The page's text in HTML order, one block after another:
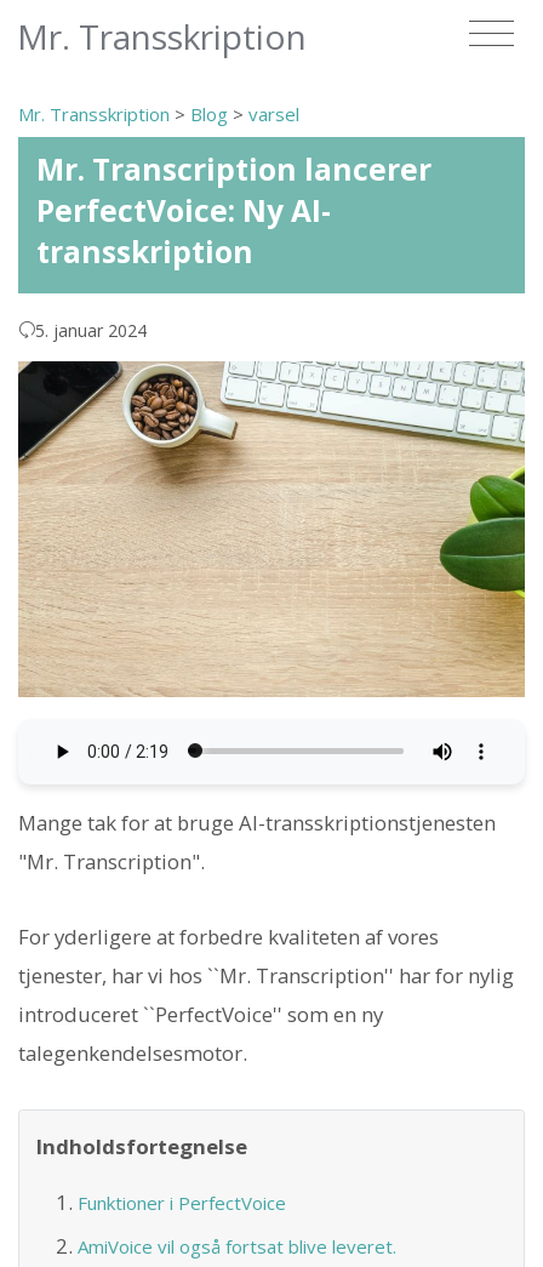
Mr. Transskription
Mr. Transskription > Blog > varsel
Mr. Transcription lancerer
PerfectVoice: Ny AI-
transskription
5. januar 2024
Mange tak for at bruge AI-transskriptionstjenesten
"Mr. Transcription".
For yderligere at forbedre kvaliteten af ​​vores
tjenester, har vi hos ``Mr. Transcription'' har for nylig
introduceret ``PerfectVoice'' som en ny
talegenkendelsesmotor.
Indholdsfortegnelse
Funktioner i PerfectVoice
AmiVoice vil også fortsat blive leveret.